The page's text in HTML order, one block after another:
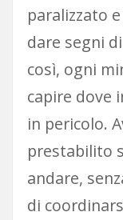
paralizzato
dare segni
così, ogni
capire dove
in pericolo.
prestabilito
andare,
di